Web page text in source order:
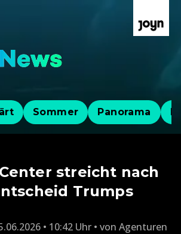
Sommer Panorama
streicht nach
Trumps
• 10:42 Uhr von Agenturen